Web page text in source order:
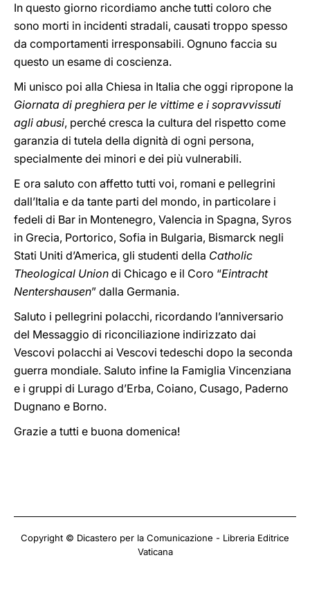
In questo giorno ricordiamo anche tutti coloro che
sono morti in incidenti stradali, causati troppo spesso
da comportamenti irresponsabili. Ognuno faccia su
questo un esame di coscienza.
Mi unisco poi alla Chiesa in Italia che oggi ripropone la
Giornata di preghiera per le vittime e i sopravvissuti
agli abusi, perché cresca la cultura del rispetto come
garanzia di tutela della dignità di ogni persona,
specialmente dei minori e dei più vulnerabili.
E ora saluto con affetto tutti voi, romani e pellegrini
dall’Italia e da tante parti del mondo, in particolare i
fedeli di Bar in Montenegro, Valencia in Spagna, Syros
in Grecia, Portorico, Sofia in Bulgaria, Bismarck negli
Stati Uniti d’America, gli studenti della Catholic
Theological Union di Chicago e il Coro “Eintracht
Nentershausen” dalla Germania.
Saluto i pellegrini polacchi, ricordando l’anniversario
del Messaggio di riconciliazione indirizzato dai
Vescovi polacchi ai Vescovi tedeschi dopo la seconda
guerra mondiale. Saluto infine la Famiglia Vincenziana
e i gruppi di Lurago d’Erba, Coiano, Cusago, Paderno
Dugnano e Borno.
Grazie a tutti e buona domenica!
Copyright © Dicastero per la Comunicazione - Libreria Editrice
Vaticana